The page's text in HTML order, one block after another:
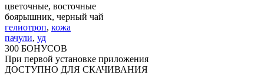
цветочные, восточные
боярышник, черный чай
гелиотроп, кожа
пачули, уд
300 БОНУСОВ
При первой установке приложения
ДОСТУПНО ДЛЯ СКАЧИВАНИЯ